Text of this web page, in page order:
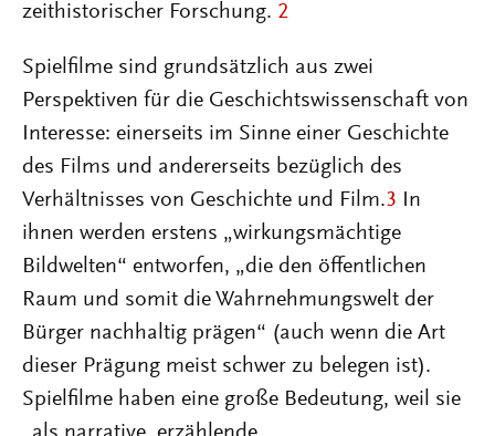
zeithistorischer Forschung. 2
Spielfilme sind grundsätzlich aus zwei
Perspektiven für die Geschichtswissenschaft von
Interesse: einerseits im Sinne einer Geschichte
des Films und andererseits bezüglich des
Verhältnisses von Geschichte und Film.3 In
ihnen werden erstens „wirkungsmächtige
Bildwelten“ entworfen, „die den öffentlichen
Raum und somit die Wahrnehmungswelt der
Bürger nachhaltig prägen“ (auch wenn die Art
dieser Prägung meist schwer zu belegen ist).
Spielfilme haben eine große Bedeutung, weil sie